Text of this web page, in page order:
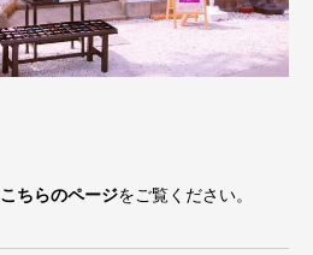
こちらのページをご覧ください。